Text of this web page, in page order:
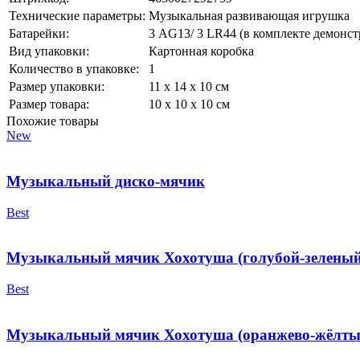
Технические параметры: Музыкальная развивающая игрушка
Батарейки:
3 АG13/ 3 LR44 (в комплекте
Вид упаковки:
Картонная коробка
Количество в упаковке:
1
Размер упаковки:
11 х 14 х 10 см
Размер товара:
10 х 10 х 10 см
Похожие товары
New
Музыкальный диско-мячик
Best
Музыкальный мячик Хохотуша (голубой-
Best
Музыкальный мячик Хохотуша (оранжево-